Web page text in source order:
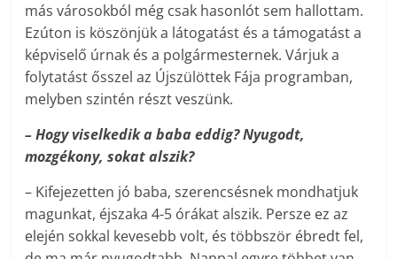
más városokból még csak hasonlót sem hallottam.
Ezúton is köszönjük a látogatást és a támogatást a
képviselő úrnak és a polgármesternek. Várjuk a
folytatást ősszel az Újszülöttek Fája programban,
melyben szintén részt veszünk.
– Hogy viselkedik a baba eddig? Nyugodt,
mozgékony, sokat alszik?
– Kifejezetten jó baba, szerencsésnek mondhatjuk
magunkat, éjszaka 4-5 órákat alszik. Persze ez az
elején sokkal kevesebb volt, és többször ébredt fel,